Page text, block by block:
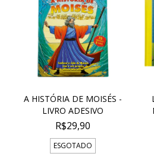
A HISTÓRIA DE MOISÉS -
LIVRO ADESIVO
R$29,90
ESGOTADO